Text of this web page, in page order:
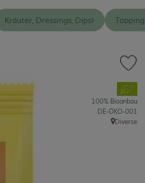
Kräuter, Dressings, Dips
, Verband:
100% Bioanbau
, Kontrollstelle:
DE-ÖKO-001
, Herkunft:
Diverse